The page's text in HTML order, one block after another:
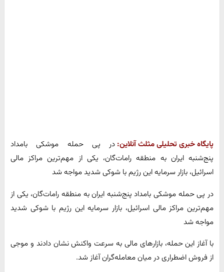
پایگاه خبری تحلیلی مثلث آنلاین: در پی حمله موشکی بامداد
پنج‌شنبه ایران به منطقه رامات‌گان، یکی از مهم‌ترین مراکز مالی
اسرائیل، بازار سرمایه این رژیم با شوکی شدید مواجه شد
در پی حمله موشکی بامداد پنج‌شنبه ایران به منطقه رامات‌گان، یکی از
مهم‌ترین مراکز مالی اسرائیل، بازار سرمایه این رژیم با شوکی شدید
مواجه شد
با آغاز این حمله، بازارهای مالی به سرعت واکنش نشان دادند و موجی
از فروش اضطراری در میان معامله‌گران آغاز شد.